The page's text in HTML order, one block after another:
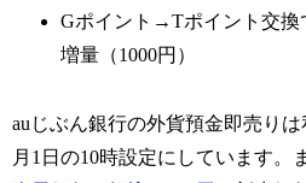
Gポイント→Tポイント交換
増量（1000円）
auじぶん銀行の外貨預金即売り
月1日の10時設定にしています。